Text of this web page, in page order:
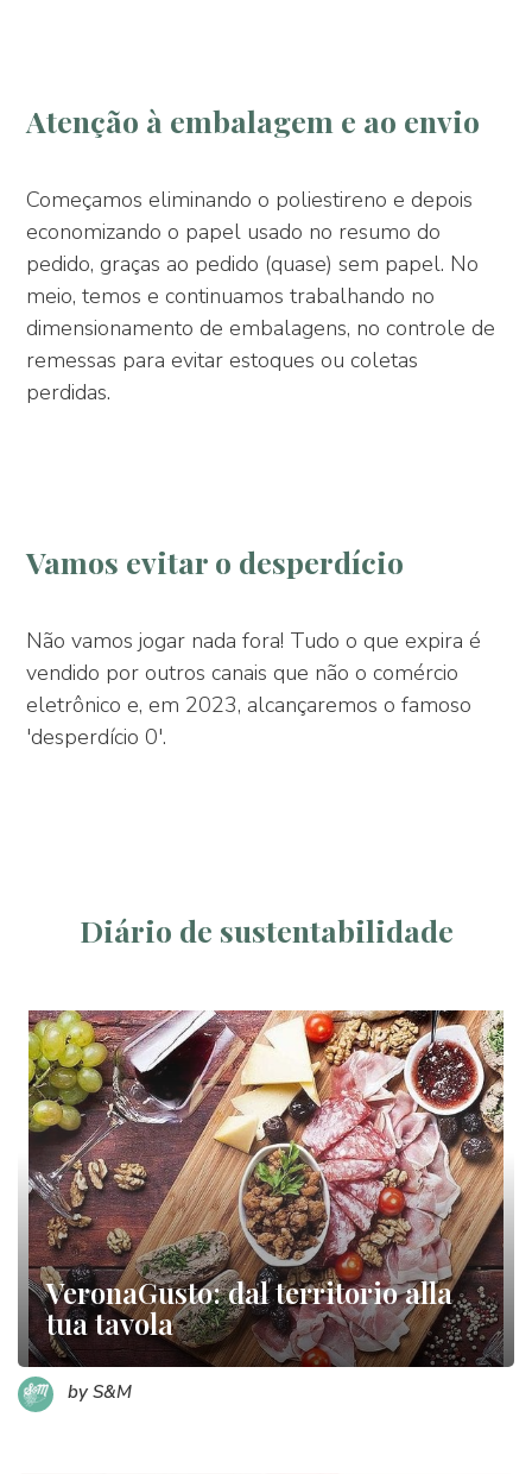
Atenção à embalagem e ao envio
Começamos eliminando o poliestireno e depois
economizando o papel usado no resumo do
pedido, graças ao pedido (quase) sem papel. No
meio, temos e continuamos trabalhando no
dimensionamento de embalagens, no controle de
remessas para evitar estoques ou coletas
perdidas.
Vamos evitar o desperdício
Não vamos jogar nada fora! Tudo o que expira é
vendido por outros canais que não o comércio
eletrônico e, em 2023, alcançaremos o famoso
'desperdício 0'.
Diário de sustentabilidade
VeronaGusto: dal territorio alla
tua tavola
by S&M